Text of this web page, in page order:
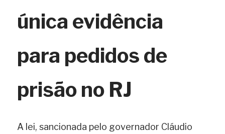
única evidência
para pedidos de
prisão no RJ
A lei, sancionada pelo governador Cláudio